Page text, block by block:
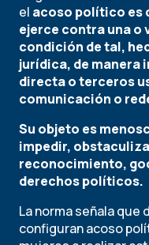
el acoso político es
ejerce contra una o
condición de tal,
jurídica, de manera
directa o terceros
comunicación o
Su objeto es
impedir,
reconocimiento,
derechos políticos.
La norma señala
configuran acoso